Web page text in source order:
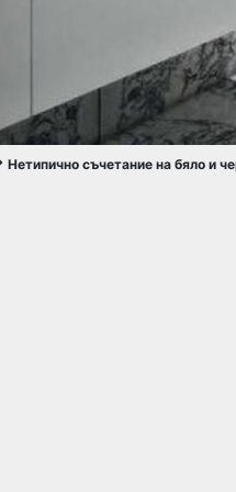
Нетипично съчетание на бяло и